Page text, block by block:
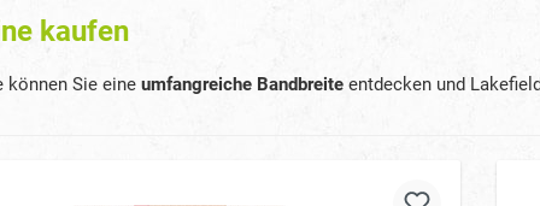
kaufen
können Sie eine umfangreiche Bandbreite entdecken und